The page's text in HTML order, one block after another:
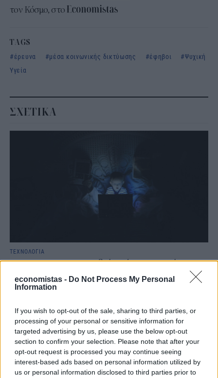
economistas - Do Not Process My Personal
Information
If you wish to opt-out of the sale, sharing to third parties, or
processing of your personal or sensitive information for
targeted advertising by us, please use the below opt-out
section to confirm your selection. Please note that after your
opt-out request is processed you may continue seeing
interest-based ads based on personal information utilized by
us or personal information disclosed to third parties prior to
τον Κόσμο, στο
TAGS
έρευνα
μέσα κοινωνικής δικτύωσης έφηβοι
Ψυχική
Υγεία
ΣΧΕΤΙΚΑ
ΤΕΧΝΟΛΟΓΙΑ
Screen time στα παιδιά: Μήπως μετράμε
λάθος τις ώρες μπροστά στην οθόνη;
Στις μέρες μας, ο χρόνος που περνούν τα παιδιά μπροστά σε μια
πρέπει να περιοριστεί, ιδίως στις πιο μικρές ηλικίες.
NEWSROOM/08 Αυγ 2026